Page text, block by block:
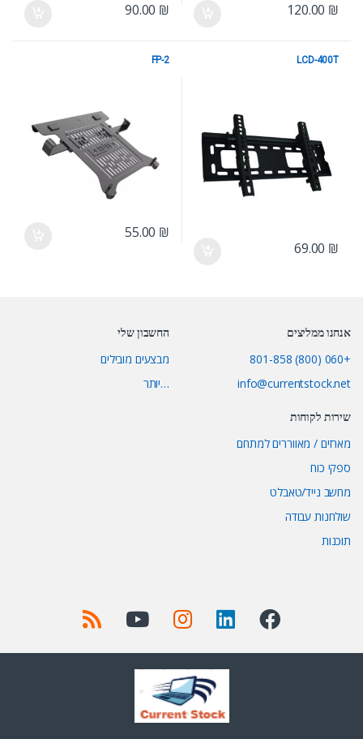
120.00 ₪
90.00 ₪
LCD-400T
69.00 ₪
FP-2
55.00 ₪
אנחנו ממליצים
+060 (800) 801-858
info@currentstock.net
החשבון שלי
מבצעים מובילים
…יותר
שירות לקוחות
מארזים / מאווררים למתחם
ספקי כוח
מחשב נייד/טאבלט
שולחנות עבודה
תוכנות